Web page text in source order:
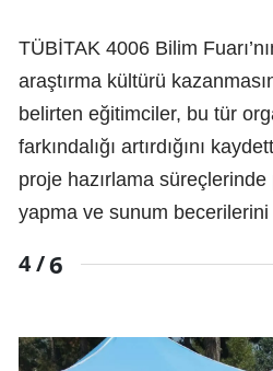
TÜBİTAK 4006 Bilim
araştırma kültürü
belirten eğitimciler, bu tür
farkındalığı artırdığını
proje hazırlama
yapma ve sunum
4 /6